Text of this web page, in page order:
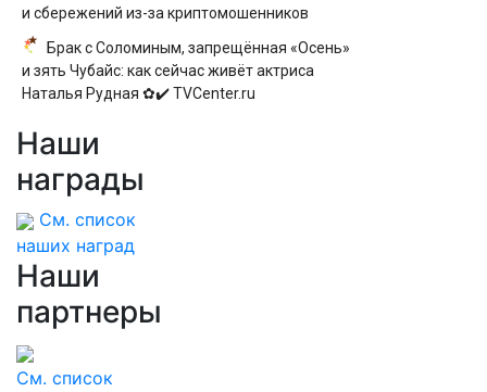
и сбережений из-за криптомошенников
Брак с Соломиным, запрещённая «Осень»
и зять Чубайс: как сейчас живёт актриса
Наталья Рудная ✿✔️ TVCenter.ru
Наши
награды
См. список
наших наград
Наши
партнеры
См. список